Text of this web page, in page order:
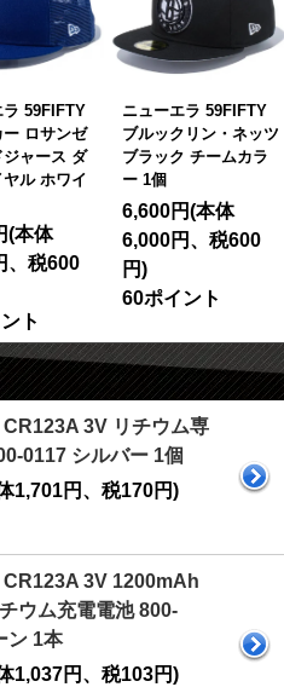
ゼ
ダ
イ
ニューエラ 59FIFTY
ブルックリン・ネッツ
ブラック チームカラ
ー 1個
6,600円(本体
6,000円、税600
円)
60ポイント
ニュ
トレ
ック
3V リチウム専
0117 シルバー 1個
1,701円、税170円)
CR123A 3V 1200mAh
ウム充電電池 800-
ン 1本
1,037円、税103円)